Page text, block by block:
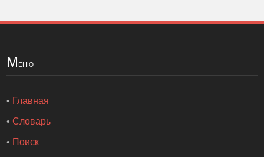
Меню
• Главная
•Словарь
• Поиск